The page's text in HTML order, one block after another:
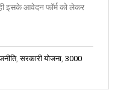
इसके आवेदन फॉर्म को लेकर
,सरकारी योजना ₹3000